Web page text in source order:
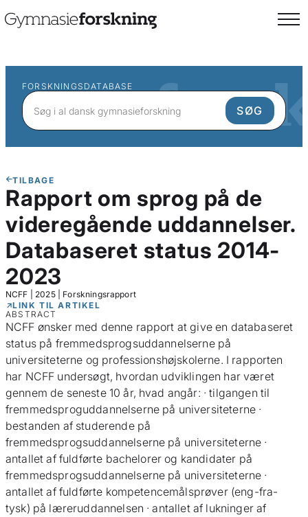
FORSKNINGSDATABASE
TILBAGE
Rapport om sprog på de
videregående uddannelser.
Databaseret status 2014-
2023
NCFF 2025| Forskningsrapport
LINK TIL ARTIKEL
ABSTRACT
NCFF ønsker med denne rapport at give en databaseret
status på fremmedsprogsuddannelserne på
universiteterne og professionshøjskolerne. I rapporten
har NCFF undersøgt, hvordan udviklingen har været
gennem de seneste 10 år, hvad angår: · tilgangen til
fremmedsproguddannelserne på universiteterne ·
bestanden af studerende på
fremmedsprogsuddannelserne på universiteterne ·
antallet af fuldførte bachelorer og kandidater på
fremmedsprogsuddannelserne på universiteterne ·
antallet af fuldførte kompetencemålsprøver (eng-fra-
tysk) på læreruddannelsen · antallet af lukninger af